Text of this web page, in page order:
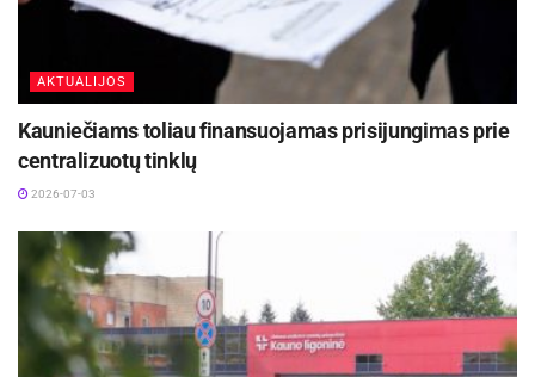
AKTUALIJOS
Kauniečiams toliau finansuojamas prisijungimas prie
centralizuotų tinklų
2026-07-03